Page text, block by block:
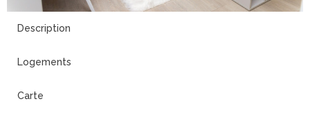
Description
Logements
Carte